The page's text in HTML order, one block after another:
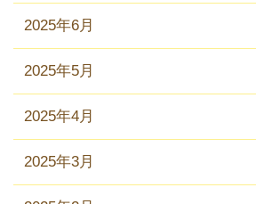
2025年6月
2025年5月
2025年4月
2025年3月